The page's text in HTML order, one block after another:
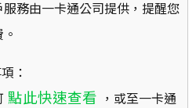
服務由一卡通公司提供，提醒您
：
點此快速查看 ，或至一卡通